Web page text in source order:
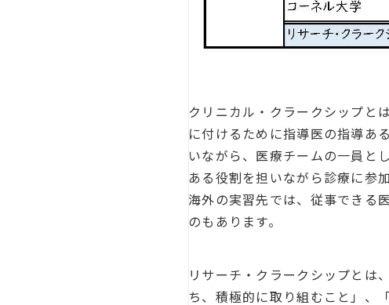
クリニカル・クラークシップと
に付けるために指導医の指導あ
いながら、医療チームの一員と
ある役割を担いながら診療に参
海外の実習先では、従事できる
のもあります。
リサーチ・クラークシップとは
ち、積極的に取り組むこと」、